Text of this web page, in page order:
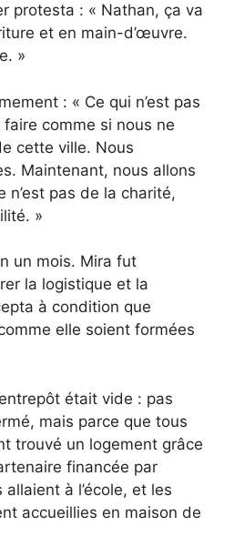
protesta : « Nathan, ça va
et en main-d’œuvre.
»
: « Ce qui n’est pas
faire comme si nous ne
cette ville. Nous
Maintenant, nous allons
n’est pas de la charité,
»
un mois. Mira fut
la logistique et la
à condition que
elle soient formées
était vide : pas
mais parce que tous
trouvé un logement grâce
financée par
à l’école, et les
accueillies en maison de